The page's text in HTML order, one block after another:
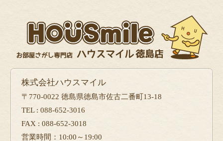
株式会社ハウスマイル
〒770-0022 徳島県徳島市佐古二番町13-18
TEL : 088-652-3016
FAX : 088-652-3018
営業時間：10:00～19:00